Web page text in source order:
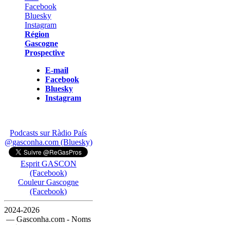
Région
Gascogne
Prospective
E-mail
Facebook
Bluesky
Instagram
Podcasts sur Ràdio País
@gasconha.com (Bluesky)
Esprit GASCON
(Facebook)
Couleur Gascogne
(Facebook)
2024-2026
— Gasconha.com - Noms